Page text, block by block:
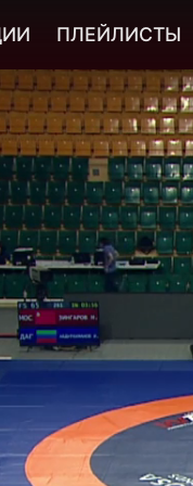
ПЛЕЙЛИСТЫ